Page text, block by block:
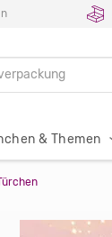
& Themen